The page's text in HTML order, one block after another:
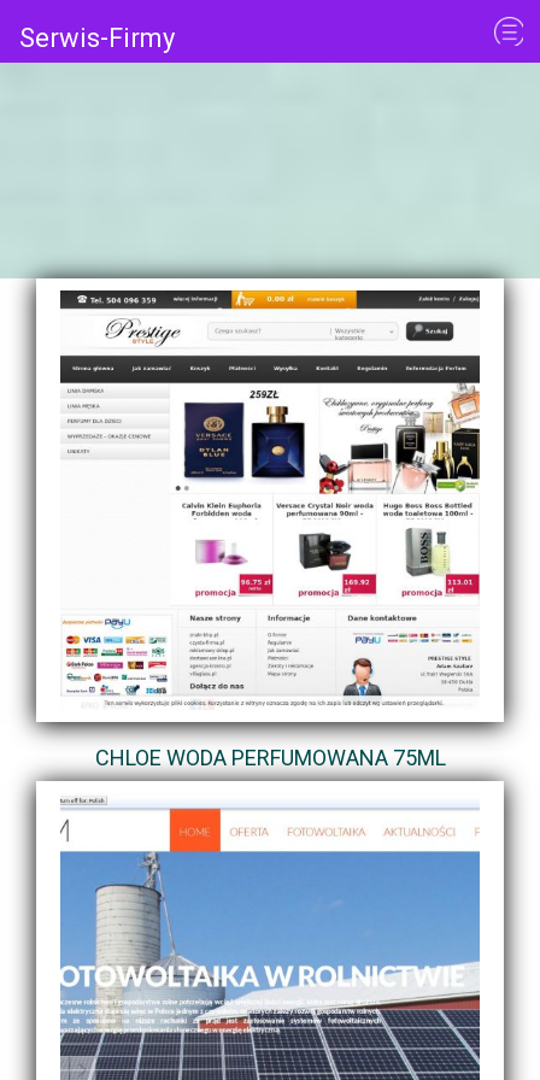
Serwis-Firmy
CHLOE WODA PERFUMOWANA 75ML